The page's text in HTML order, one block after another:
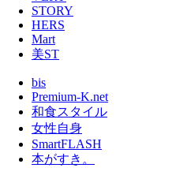
STORY
HERS
Mart
美ST
bis
Premium-K.net
和食スタイル
女性自身
SmartFLASH
本がすき。